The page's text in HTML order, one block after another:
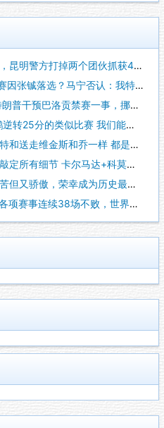
明警方打掉两个团伙抓获42人
张铖落选？马宁否认：我特别清楚
干预巴洛贡禁赛一事，挪威足协准
转25分的类似比赛 我们能拿下
送走维金斯和乔一样 都是出于
所有细节 卡尔马达+科莫托也
骄傲，荣幸成为历史最佳阿根
赛事连续38场不败，世界杯夺